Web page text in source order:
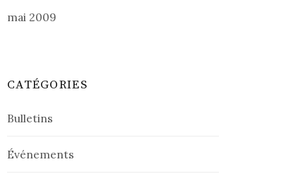
mai 2009
CATÉGORIES
Bulletins
Événements